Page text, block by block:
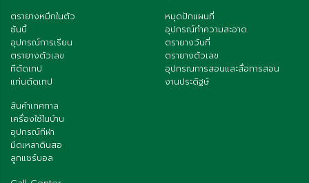
ตรายางหมึกในตัว
ซันบี้
อุปกรณ์การเรียน
ตรายางตัวเลข
ทีตัดเทป
แท่นตัดเทป
หมุดปักแผนที่
อุปกรณ์ทำความสะอาด
ตรายางวันที่
ตรายางตัวเลข
อุปกรณการสอนและสื่อการสอน
งานประดิฐษ์
สินค้าเทศกาล
เครื่องใช้ในบ้าน
อุปกรณ์กีฬา
มีดเหลาดินสอ
ลูกแชร์บอล